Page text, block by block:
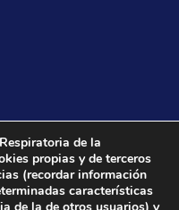
de la
propias y de terceros
(recordar información
características